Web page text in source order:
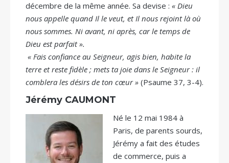
décembre de la même année. Sa devise : « Dieu
nous appelle quand Il le veut, et Il nous rejoint là où
nous sommes. Ni avant, ni après, car le temps de
Dieu est parfait ».
« Fais confiance au Seigneur, agis bien, habite la
terre et reste fidèle ; mets ta joie dans le Seigneur : il
comblera les désirs de ton cœur » (Psaume 37, 3-4).
Jérémy CAUMONT
Né le 12 mai 1984 à
Paris, de parents sourds,
Jérémy a fait des études
de commerce, puis a